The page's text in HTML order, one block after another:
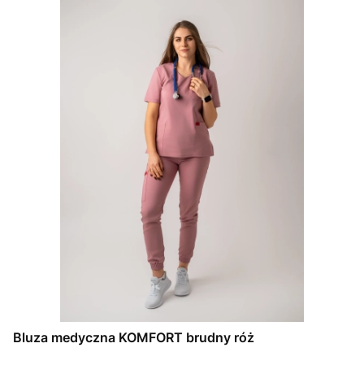
Bluza medyczna KOMFORT brudny róż